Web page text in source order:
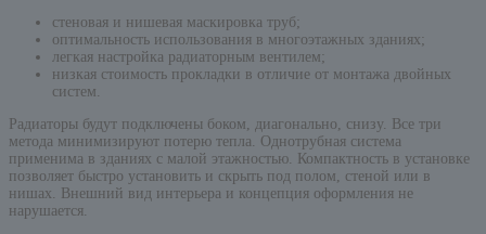
стеновая и нишевая маскировка труб;
оптимальность использования в многоэтажных зданиях;
легкая настройка радиаторным вентилем;
низкая стоимость прокладки в отличие от монтажа двойных
систем.
Радиаторы будут подключены боком, диагонально, снизу. Все три
метода минимизируют потерю тепла. Однотрубная система
применима в зданиях с малой этажностью. Компактность в установке
позволяет быстро установить и скрыть под полом, стеной или в
нишах. Внешний вид интерьера и концепция оформления не
нарушается.